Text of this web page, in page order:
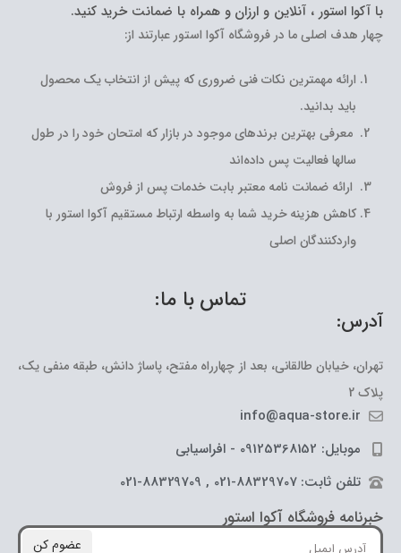
با آکوا استور ، آنلاین و ارزان و همراه با ضمانت خرید کنید.
چهار هدف اصلی ما در فروشگاه آکوا استور عبارتند از:
ارائه مهمترین نکات فنی ضروری که پیش از انتخاب یک محصول
باید بدانید.
معرفی بهترین برندهای موجود در بازار که امتحان خود را در طول
سالها فعالیت پس داده‌اند
ارائه ضمانت نامه معتبر بابت خدمات پس از فروش
کاهش هزینه خرید شما به واسطه ارتباط مستقیم آکوا استور با
واردکنندگان اصلی
تماس با ما:
آدرس:
تهران، خیابان طالقانی، بعد از چهارراه مفتح، پاساژ دانش، طبقه منفی یک،
پلاک 2
info@aqua-store.ir
موبایل: 09125368152 - افراسیابی
تلفن ثابت: 88329707-021 , 88329709-021
خبرنامه فروشگاه آکوا استور
عضوم کن